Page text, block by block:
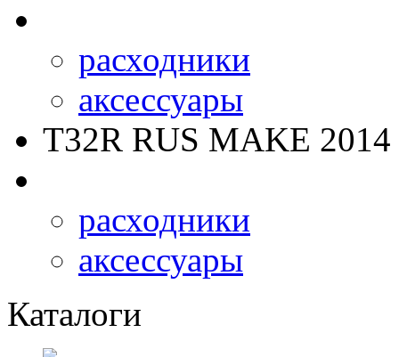
расходники
аксессуары
T32R RUS MAKE 2014
расходники
аксессуары
Каталоги